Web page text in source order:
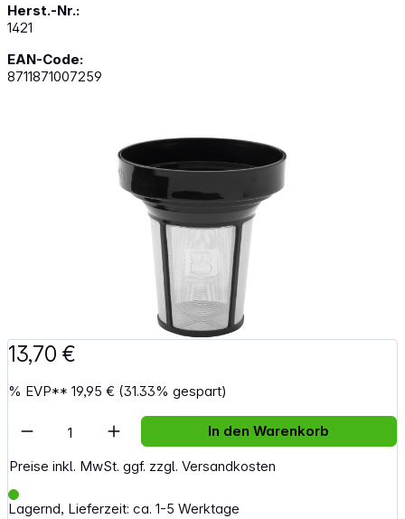
Herst.-Nr.:
1421
EAN-Code:
8711871007259
Bildergalerie überspringen
13,70 €
% EVP**19,95 € (31.33% gespart)
Preise inkl. MwSt. ggf. zzgl. Versandkosten
Lagernd, Lieferzeit: ca. 1-5 Werktage
Artikel Anzahl: Gib den gewünschten
In den Warenkorb